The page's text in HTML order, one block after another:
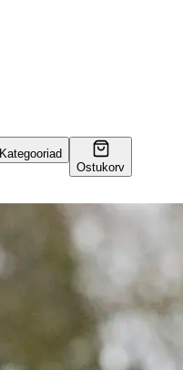
Kategooriad
Ostukorv